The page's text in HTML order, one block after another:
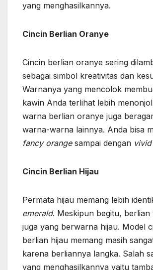
yang menghasilkannya.
Cincin Berlian Oranye
Cincin berlian oranye sering
sebagai simbol kreativitas dan
Warnanya yang mencolok
kawin Anda terlihat lebih
warna berlian oranye juga
warna-warna lainnya. Anda bisa
fancy orange sampai dengan
Cincin Berlian Hijau
Permata hijau memang lebih
emerald. Meskipun begitu, berlian
juga yang berwarna hijau. Model
berlian hijau memang masih
karena berliannya langka. Salah
yang menghasilkannya yaitu